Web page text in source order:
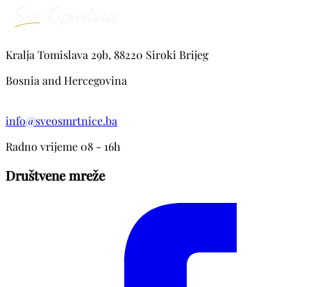
Kralja Tomislava 29b, 88220 Siroki Brijeg
Bosnia and Hercegovina
info@sveosmrtnice.ba
Radno vrijeme 08 - 16h
Društvene mreže